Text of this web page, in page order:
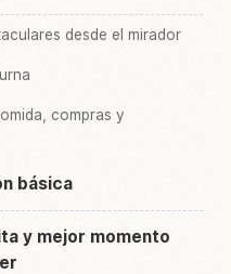
desde el mirador
compras y
básica
y mejor momento